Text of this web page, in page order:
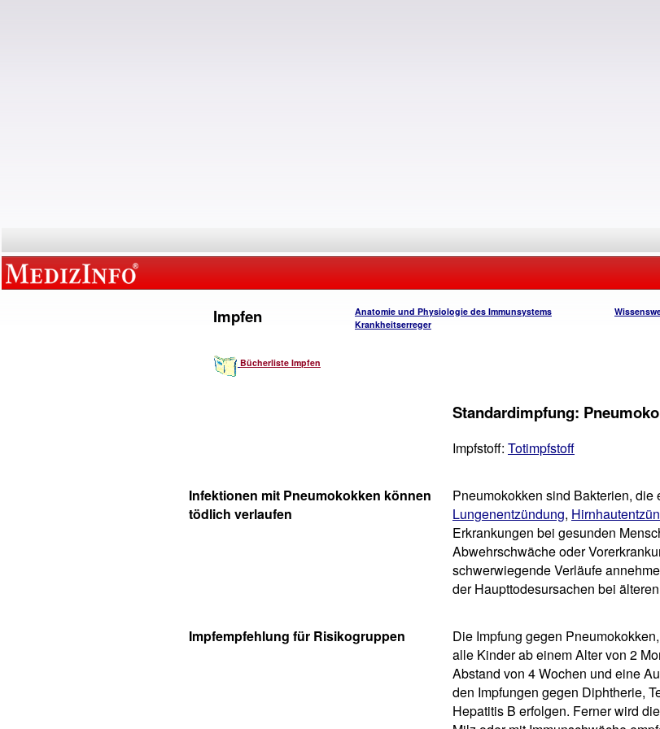
Impfen
Bücherliste Impfen
Anatomie und Physiologie des Immunsystems
Krankheitserreger
Standardimpfung:
Impfstoff: Totimpfstoff
Infektionen mit Pneumokokken können
tödlich verlaufen
Pneumokokken sind Bakterien,
Lungenentzündung,
Erkrankungen bei gesunden
Abwehrschwäche oder
schwerwiegende Verläufe
der Haupttodesursachen bei
Impfempfehlung für Risikogruppen
Die Impfung gegen
alle Kinder ab einem Alter von 2
Abstand von 4 Wochen und eine
den Impfungen gegen Diphtherie,
Hepatitis B erfolgen. Ferner wird